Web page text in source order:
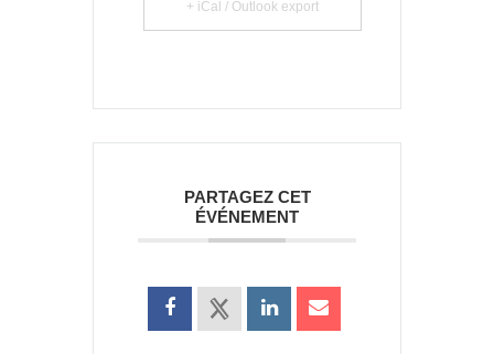
+ iCal / Outlook export
PARTAGEZ CET
ÉVÉNEMENT